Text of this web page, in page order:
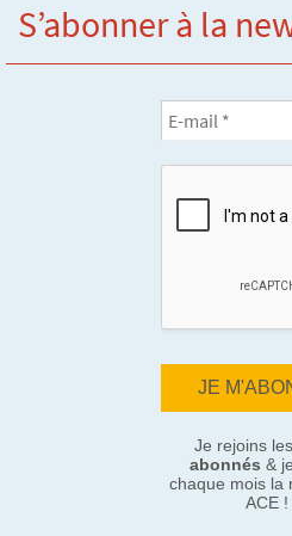
S’abonner à la
Je rejoins les
abonnés &
chaque mois la
ACE !